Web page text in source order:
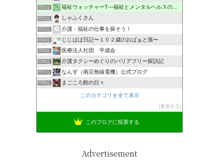
651位 福祉ウォッチャーT―福祉とメンタルヘルスの解説・研究ブログ
652位 しゃふくさん
653位 介護・福祉の仕事を探そう！
654位 じじばば日記〜１０２歳のおばぁと孫〜
655位 医療法人社団 平成会
656位 介護タクシーめぐりのバリアフリー探訪記
657位 なんず（南豆無線電機）公式ブログ
658位 まごころ館の日々
このカテゴリを全て表示
参加する
このブログに投票する
Advertisement